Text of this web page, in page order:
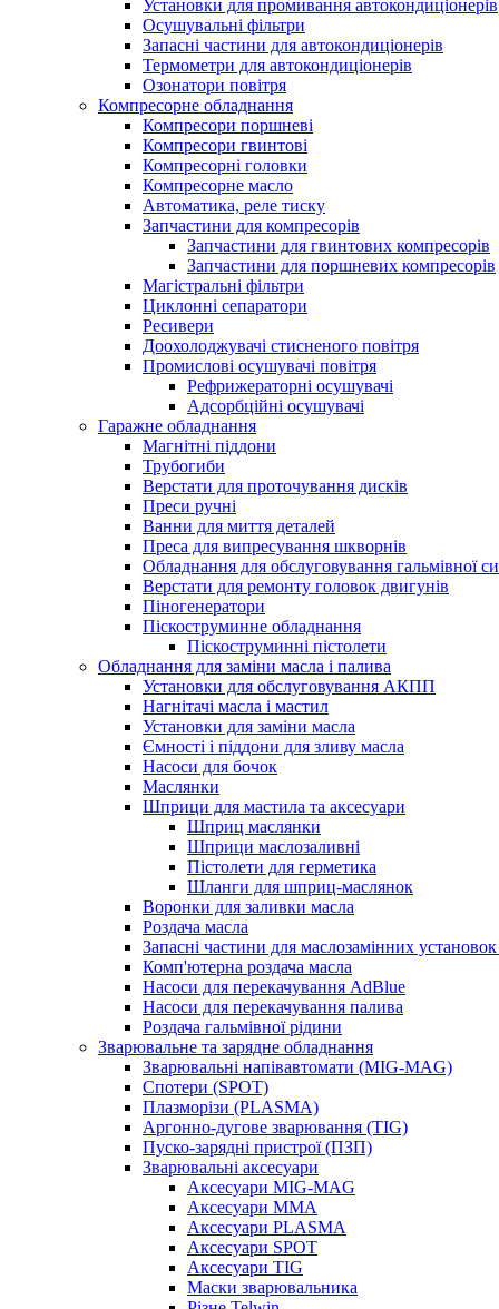
Установки для промивання автокондиціонерів
Осушувальні фільтри
Запасні частини для автокондиціонерів
Термометри для автокондиціонерів
Озонатори повітря
Компресорне обладнання
Компресори поршневі
Компресори гвинтові
Компресорні головки
Компресорне масло
Автоматика, реле тиску
Запчастини для компресорів
Запчастини для гвинтових компресорів
Запчастини для поршневих компресорів
Магістральні фільтри
Циклонні сепаратори
Ресивери
Доохолоджувачі стисненого повітря
Промислові осушувачі повітря
Рефрижераторні осушувачі
Адсорбційні осушувачі
Гаражне обладнання
Магнітні піддони
Трубогиби
Верстати для проточування дисків
Преси ручні
Ванни для миття деталей
Преса для випресування шкворнів
Обладнання для обслуговування гальмівної
Верстати для ремонту головок двигунів
Піногенератори
Піскоструминне обладнання
Піскоструминні пістолети
Обладнання для заміни масла і палива
Установки для обслуговування АКПП
Нагнітачі масла і мастил
Установки для заміни масла
Ємності і піддони для зливу масла
Насоси для бочок
Маслянки
Шприци для мастила та аксесуари
Шприц маслянки
Шприци маслозаливні
Пістолети для герметика
Шланги для шприц-маслянок
Воронки для заливки масла
Роздача масла
Запасні частини для маслозамінних установок
Комп'ютерна роздача масла
Насоси для перекачування AdBlue
Насоси для перекачування палива
Роздача гальмівної рідини
Зварювальне та зарядне обладнання
Зварювальні напівавтомати (MIG-MAG)
Спотери (SPOT)
Плазморізи (PLASMA)
Аргонно-дугове зварювання (TIG)
Пуско-зарядні пристрої (ПЗП)
Зварювальні аксесуари
Аксесуари MIG-MAG
Аксесуари MMA
Аксесуари PLASMA
Аксесуари SPOT
Аксесуари TIG
Маски зварювальника